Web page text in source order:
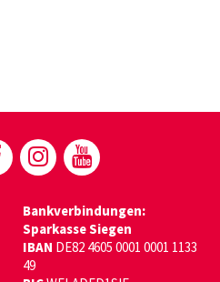
Bankverbindungen:
Sparkasse Siegen
IBAN DE82 4605 0001 0001 1133
49